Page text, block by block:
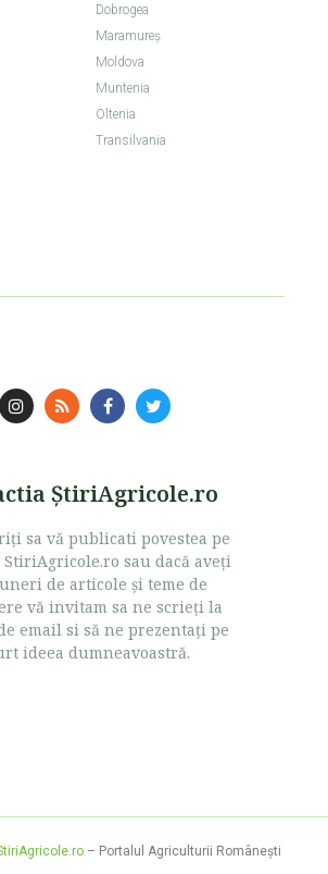
Dobrogea
Maramureş
Moldova
Muntenia
Oltenia
Transilvania
ŞtiriAgricole.ro
sa vă publicati povestea pe
sau dacă aveţi
de articole şi teme de
vă invitam sa ne scrieţi la
email si să ne prezentaţi pe
ideea dumneavoastră.
– Portalul Agriculturii Româneşti